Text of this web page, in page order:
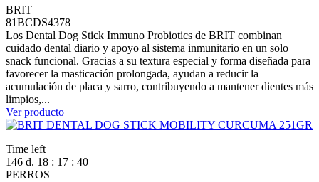
BRIT
81BCDS4378
Los Dental Dog Stick Immuno Probiotics de BRIT combinan
cuidado dental diario y apoyo al sistema inmunitario en un solo
snack funcional. Gracias a su textura especial y forma diseñada para
favorecer la masticación prolongada, ayudan a reducir la
acumulación de placa y sarro, contribuyendo a mantener dientes más
limpios,...
Ver producto
Time left
146 d. 18 : 17 : 39
PERROS